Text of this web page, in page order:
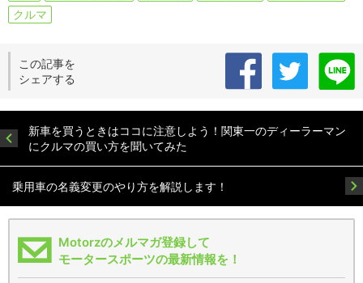
クルマ
この記事を
シェアする
新車を買うときはココに注意しよう！関東一のディーラーマン
にクルマの買い方を聞いてみた
乗用車の名義変更のやり方を解説します！
Motorzのメルマガ登録して
モータースポーツの最新情報を！